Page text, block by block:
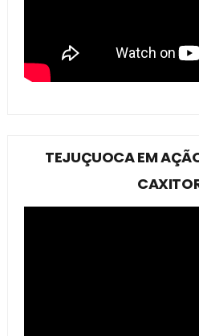
TEJUÇUOCA EM